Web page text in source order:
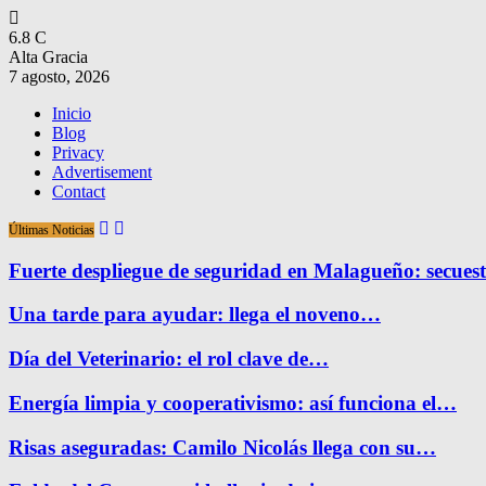
6.8 C
Alta Gracia
7 agosto, 2026
Inicio
Blog
Privacy
Advertisement
Contact
Últimas Noticias
Fuerte despliegue de seguridad en Malagueño:
Una tarde para ayudar: llega el noveno…
Día del Veterinario: el rol clave de…
Energía limpia y cooperativismo: así funciona el…
Risas aseguradas: Camilo Nicolás llega con su…